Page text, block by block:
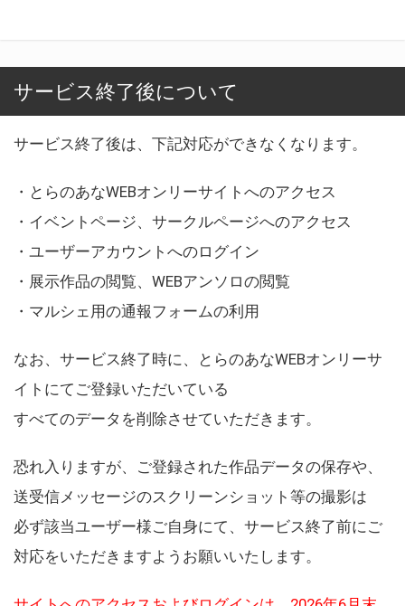
サービス終了後について
サービス終了後は、下記対応ができなくなります。
・とらのあなWEBオンリーサイトへのアクセス
・イベントページ、サークルページへのアクセス
・ユーザーアカウントへのログイン
・展示作品の閲覧、WEBアンソロの閲覧
・マルシェ用の通報フォームの利用
なお、サービス終了時に、とらのあなWEBオンリーサ
イトにてご登録いただいている
すべてのデータを削除させていただきます。
恐れ入りますが、ご登録された作品データの保存や、
送受信メッセージのスクリーンショット等の撮影は
必ず該当ユーザー様ご自身にて、サービス終了前にご
対応をいただきますようお願いいたします。